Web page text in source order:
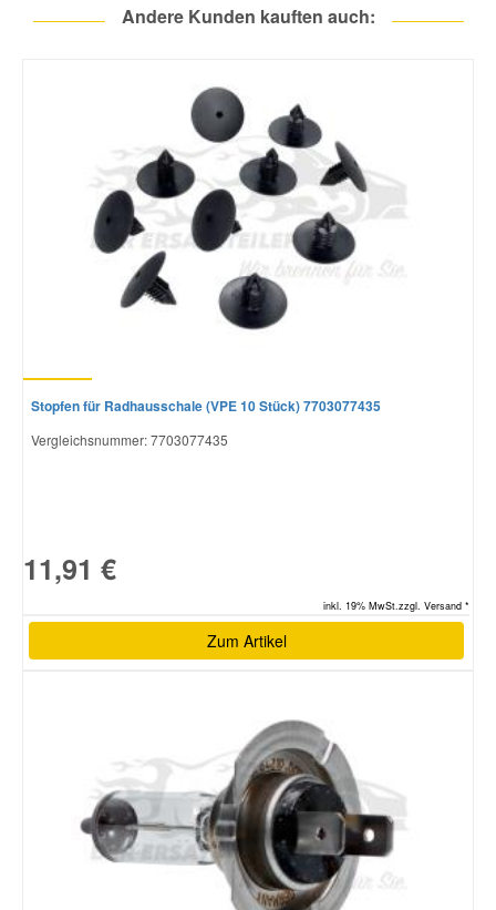
Andere Kunden kauften auch:
Stopfen für Radhausschale (VPE 10 Stück) 7703077435
Vergleichsnummer:7703077435
11,91 €
inkl. 19% MwSt.zzgl. Versand *
Zum Artikel